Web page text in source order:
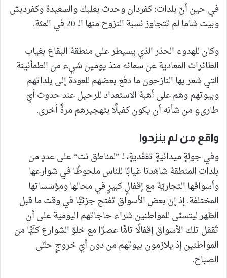
في حين أنّ بلدات: كفردان وحدث بعلبك والسعيدة وكفردبش
وبيت شاما لم تتجاوز نسبة النزوح منها الـ 20 في المئة.
وكان للهدوء الحذر الذي يسيطر على منطقة البقاع بغياب
الطائرات المعادية عن سمائه منذ يومين شيء من الطمأنينة
التي شعر بها النازحون ما دفع بعضهم للعودة إلى بلداتهم
وبيوتهم وهم على أهبة الاستعداد للرحيل عند حدوث أيّ
طارىءٍ من شأنه أن يكون كفيلًا بتهجيرهم مرةً أخرى.
واقع من لم ينزحوا
وفي جولةٍ ميدانيّةٍ تفقّديةٍ، لـ ”لمناطق نت“ على عددٍ من
بلدات المنطقة شاهدنا غيابًا للناس ملحوظًا في شوارعها
وأسواقها التجاريّة مع إقفالٍ كبيرٍ في محالها ومؤسّساتها
المختلفة. إذ إنّ بعض الأسواق تفتح جزئيًّا في وقت ما قبل
الظهر ليتسنّى للمواطنين شراء حاجاتهم اليوميّة على أن
تُقفل تلك الأسواق إقفالًا تامًّا عصرًا مع خلوّ الشوارع كلّيًّا من
المواطنين إذ يلازمون بيوتهم من دون أيّ خروجٍ حتّى
الصباح.